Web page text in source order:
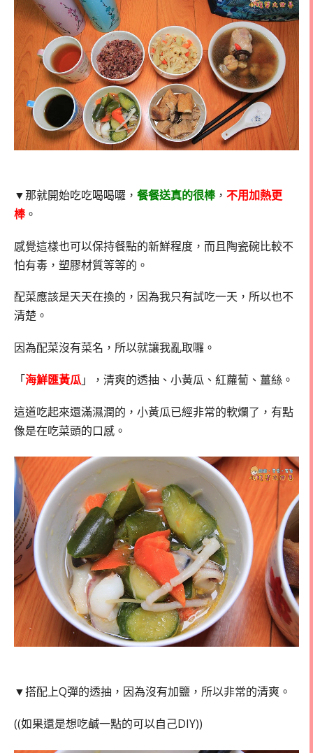
▼那就開始吃吃喝喝囉， 餐餐送真的很棒， 不用加熱更
棒。
感覺這樣也可以保持餐點的新鮮程度，而且陶瓷碗比較不
怕有毒，塑膠材質等等的。
配菜應該是天天在換的，因為我只有試吃一天，所以也不
清楚。
因為配菜沒有菜名，所以就讓我亂取囉。
「海鮮匯黃瓜」，清爽的透抽、小黃瓜、紅蘿蔔、薑絲。
這道吃起來還滿濕潤的，小黃瓜已經非常的軟爛了，有點
像是在吃菜頭的口感。
▼搭配上Q彈的透抽，因為沒有加鹽，所以非常的清爽。
((如果還是想吃鹹一點的可以自己DIY))